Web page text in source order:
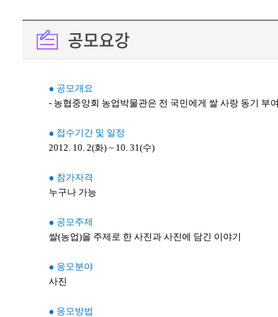
공모요강
● 공모개요
- 농협중앙회 농업박물관은 전 국민에게 쌀 사랑 동기 부
● 접수기간 및 일정
2012. 10. 2(화) ~ 10. 31(수)
● 참가자격
누구나 가능
● 공모주제
쌀(농업)을 주제로 한 사진과 사진에 담긴 이야기
● 응모분야
사진
● 응모방법